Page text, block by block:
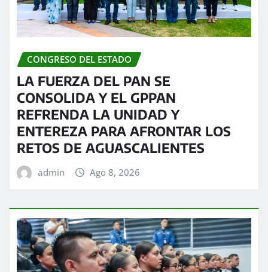
CONGRESO DEL ESTADO
LA FUERZA DEL PAN SE
CONSOLIDA Y EL GPPAN
REFRENDA LA UNIDAD Y
ENTEREZA PARA AFRONTAR LOS
RETOS DE AGUASCALIENTES
admin Ago 8, 2026